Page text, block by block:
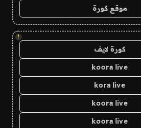
موقع كورة
!
كورة لايف
koora live
kora live
koora live
koora live